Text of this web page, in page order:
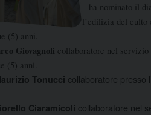
– ha nominato il
l’edilizia del culto
(5) anni.
Giovagnoli collaboratore nel servizio
(5) anni.
Tonucci collaboratore presso
Ciaramicoli collaboratore nel